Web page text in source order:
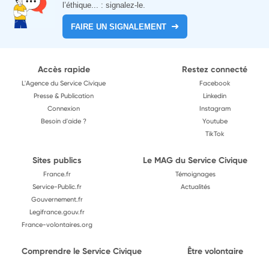
l’éthique... : signalez-le.
FAIRE UN SIGNALEMENT
Accès rapide
L'Agence du Service Civique
Presse & Publication
Connexion
Besoin d'aide ?
Restez connecté
Facebook
Linkedin
Instagram
Youtube
TikTok
Sites publics
France.fr
Service-Public.fr
Gouvernement.fr
Legifrance.gouv.fr
France-volontaires.org
Le MAG du Service Civique
Témoignages
Actualités
Comprendre le Service Civique Être volontaire